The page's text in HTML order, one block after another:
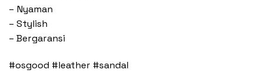
– Nyaman
– Stylish
– Bergaransi
#osgood #leather #sandal